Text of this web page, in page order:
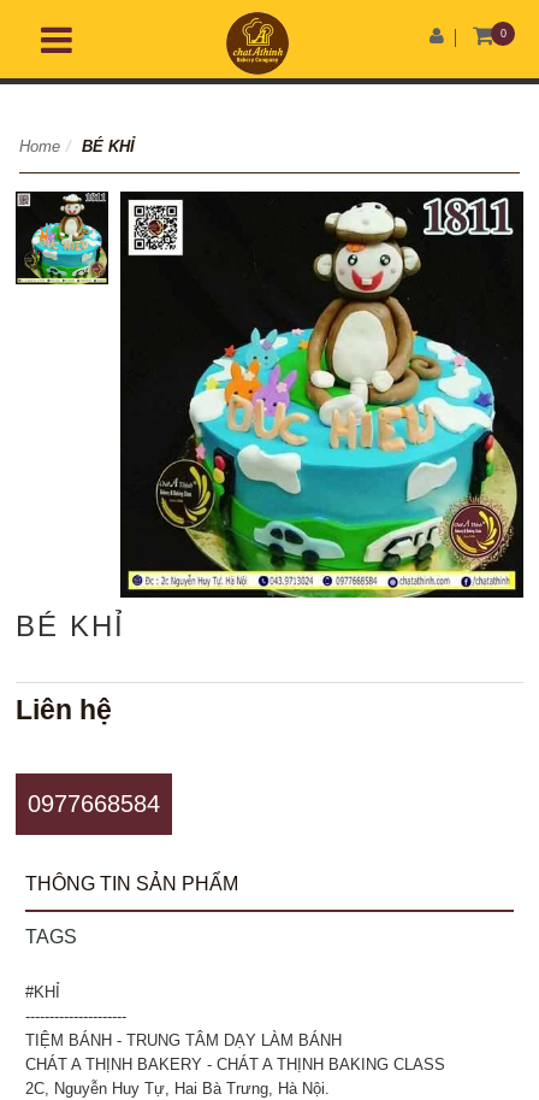
0
Home / BÉ KHỈ
BÉ KHỈ
Liên hệ
0977668584
THÔNG TIN SẢN PHẨM
TAGS
#KHỈ
---------------------
TIỆM BÁNH - TRUNG TÂM DẠY LÀM BÁNH
CHÁT A THỊNH BAKERY - CHÁT A THỊNH BAKING CLASS
2C, Nguyễn Huy Tự, Hai Bà Trưng, Hà Nội.